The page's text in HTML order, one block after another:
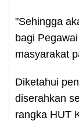
"Sehingga
bagi
masyarakat
Diketahui
diserahkan
rangka HUT